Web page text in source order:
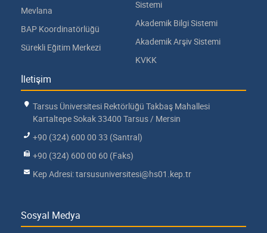
Mevlana
BAP Koordinatörlüğü
Sürekli Eğitim Merkezi
Sistemi
Akademik Bilgi Sistemi
Akademik Arşiv Sistemi
KVKK
İletişim
Tarsus Üniversitesi Rektörlüğü Takbaş Mahallesi
Kartaltepe Sokak 33400 Tarsus / Mersin
+90 (324) 600 00 33 (Santral)
+90 (324) 600 00 60 (Faks)
Kep Adresi: tarsusuniversitesi@hs01.kep.tr
Sosyal Medya